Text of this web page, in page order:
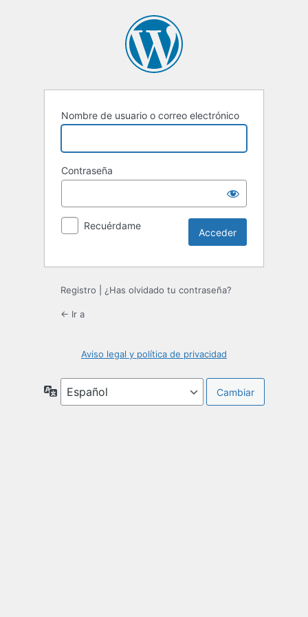
Nombre de usuario o correo electrónico
Contraseña
Recuérdame
Registro ¿Has olvidado tu contraseña?
← Ir a
Aviso legal y política de privacidad
Idioma